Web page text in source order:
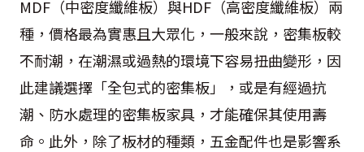
MDF（中密度纖維板）與HDF（高密度纖維板）兩
種，價格最為實惠且大眾化，一般來說，密集板較
不耐潮，在潮濕或過熱的環境下容易扭曲變形，因
此建議選擇「全包式的密集板」，或是有經過抗
潮、防水處理的密集板家具，才能確保其使用壽
命。此外，除了板材的種類，五金配件也是影響系